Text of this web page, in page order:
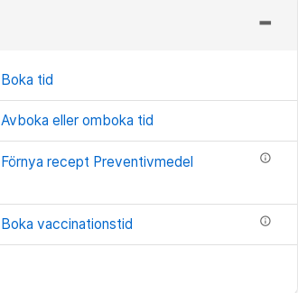
Boka tid
Avboka eller omboka tid
Förnya recept Preventivmedel info
Boka vaccinationstid info